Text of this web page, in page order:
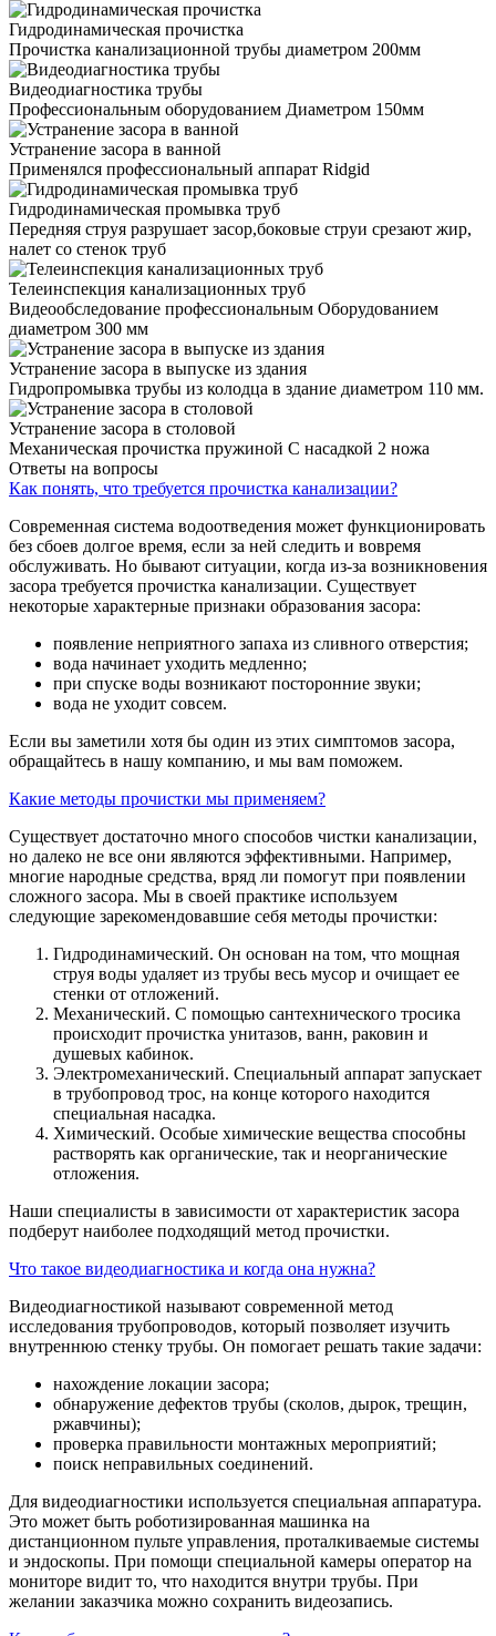
Гидродинамическая прочистка
Прочистка канализационной трубы диаметром 200мм
Видеодиагностика трубы
Профессиональным оборудованием Диаметром 150мм
Устранение засора в ванной
Применялся профессиональный аппарат Ridgid
Гидродинамическая промывка труб
Передняя струя разрушает засор,боковые струи срезают жир,
налет со стенок труб
Телеинспекция канализационных труб
Видеообследование профессиональным Оборудованием
диаметром 300 мм
Устранение засора в выпуске из здания
Гидропромывка трубы из колодца в здание диаметром 110 мм.
Устранение засора в столовой
Механическая прочистка пружиной С насадкой 2 ножа
Ответы на вопросы
Как понять, что требуется прочистка канализации?
Современная система водоотведения может функционировать
без сбоев долгое время, если за ней следить и вовремя
обслуживать. Но бывают ситуации, когда из-за возникновения
засора требуется прочистка канализации. Существует
некоторые характерные признаки образования засора:
появление неприятного запаха из сливного отверстия;
вода начинает уходить медленно;
при спуске воды возникают посторонние звуки;
вода не уходит совсем.
Если вы заметили хотя бы один из этих симптомов засора,
обращайтесь в нашу компанию, и мы вам поможем.
Какие методы прочистки мы применяем?
Существует достаточно много способов чистки канализации,
но далеко не все они являются эффективными. Например,
многие народные средства, вряд ли помогут при появлении
сложного засора. Мы в своей практике используем
следующие зарекомендовавшие себя методы прочистки:
Гидродинамический. Он основан на том, что мощная
струя воды удаляет из трубы весь мусор и очищает ее
стенки от отложений.
Механический. С помощью сантехнического тросика
происходит прочистка унитазов, ванн, раковин и
душевых кабинок.
Электромеханический. Специальный аппарат запускает
в трубопровод трос, на конце которого находится
специальная насадка.
Химический. Особые химические вещества способны
растворять как органические, так и неорганические
отложения.
Наши специалисты в зависимости от характеристик засора
подберут наиболее подходящий метод прочистки.
Что такое видеодиагностика и когда она нужна?
Видеодиагностикой называют современной метод
исследования трубопроводов, который позволяет изучить
внутреннюю стенку трубы. Он помогает решать такие задачи:
нахождение локации засора;
обнаружение дефектов трубы (сколов, дырок, трещин,
ржавчины);
проверка правильности монтажных мероприятий;
поиск неправильных соединений.
Для видеодиагностики используется специальная аппаратура.
Это может быть роботизированная машинка на
дистанционном пульте управления, проталкиваемые системы
и эндоскопы. При помощи специальной камеры оператор на
мониторе видит то, что находится внутри трубы. При
желании заказчика можно сохранить видеозапись.